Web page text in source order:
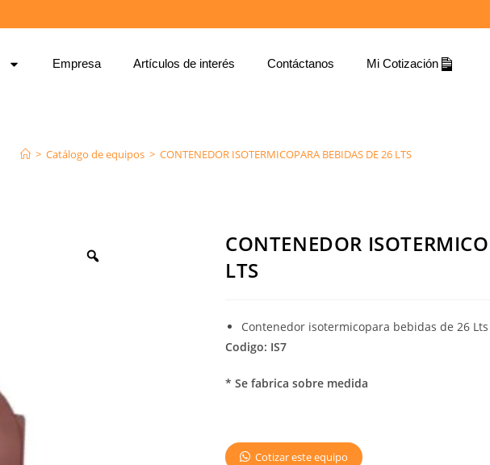
Empresa Artículos de interés Contáctanos Mi Cotización
> Catálogo de equipos > CONTENEDOR ISOTERMICOPARA BEBIDAS DE 26 LTS
CONTENEDOR
LTS
Contenedor isotermicopara bebidas de 26 Lts
Codigo: IS7
* Se fabrica sobre medida
Cotizar este equipo